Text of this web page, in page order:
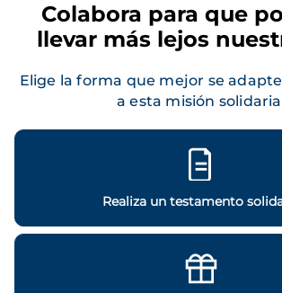
Colabora para que
llevar más lejos
Elige la forma que mejor se
a esta misión
Realiza un testamento